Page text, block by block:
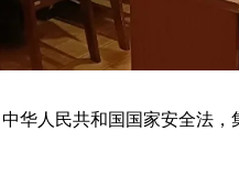
华人民共和国国家安全法，